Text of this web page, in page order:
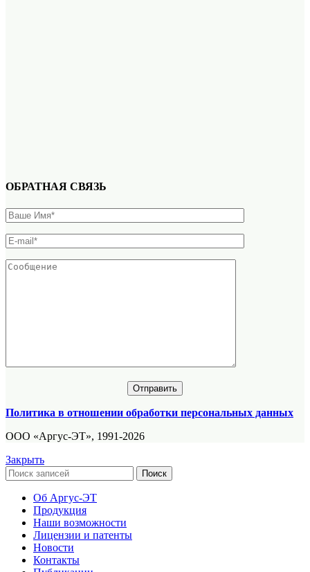
ОБРАТНАЯ СВЯЗЬ
Политика в отношении обработки персональных данных
ООО «Аргус-ЭТ», 1991-2026
Закрыть
Поиск
Об Аргус-ЭТ
Продукция
Наши возможности
Лицензии и патенты
Новости
Контакты